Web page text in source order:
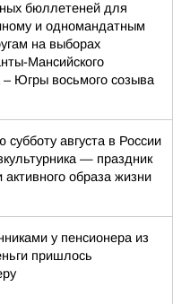
бюллетеней для
и одномандатным
на выборах
Мансийского
– Югры восьмого созыва
августа в России
— праздник
образа жизни
у пенсионера из
пришлось